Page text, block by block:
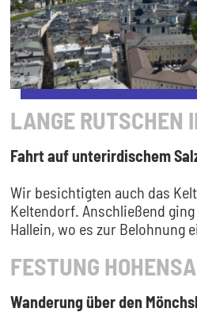
LANGE RUTSCHEN
Fahrt auf unterirdischem
Wir besichtigten auch das
Keltendorf. Anschließend
Hallein, wo es zur Belohnung
FESTUNG
Wanderung über den